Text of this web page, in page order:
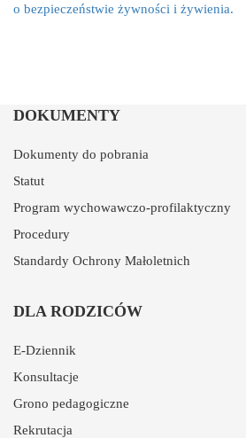
o bezpieczeństwie żywności i żywienia.
DOKUMENTY
Dokumenty do pobrania
Statut
Program wychowawczo-profilaktyczny
Procedury
Standardy Ochrony Małoletnich
DLA RODZICÓW
E-Dziennik
Konsultacje
Grono pedagogiczne
Rekrutacja